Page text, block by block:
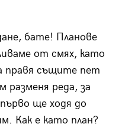
бате! Планове
от смях, като
правя същите пет
разменя реда, за
ще ходя до
Как е като план?